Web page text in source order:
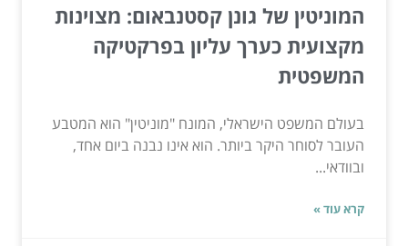
המוניטין של גונן קסטנבאום: מצוינות
מקצועית כערך עליון בפרקטיקה
המשפטית
בעולם המשפט הישראלי, המונח "מוניטין" הוא המטבע
העובר לסוחר היקר ביותר. הוא אינו נבנה ביום אחד,
ובוודאי...
קרא עוד »